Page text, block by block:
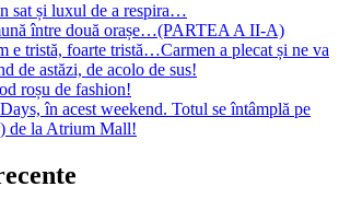
sat și luxul de a respira…
între două orașe…(PARTEA A II-A)
e tristă, foarte tristă…Carmen a plecat și ne va
de astăzi, de acolo de sus!
roșu de fashion!
în acest weekend. Totul se întâmplă pe
de la Atrium Mall!